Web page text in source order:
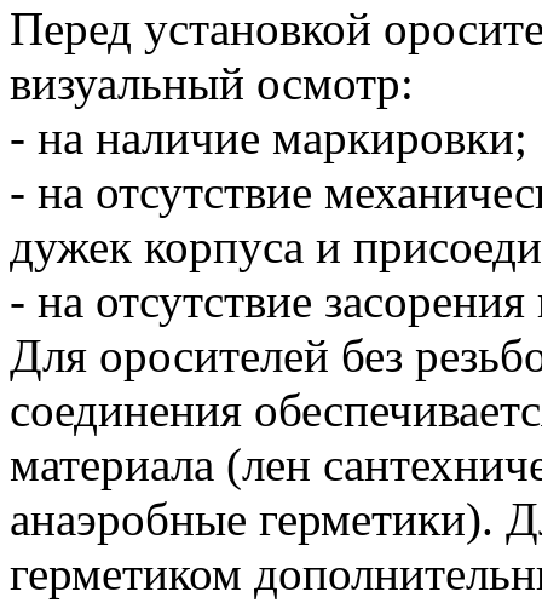
Перед установкой
визуальный осмотр:
- на наличие маркировки;
- на отсутствие
дужек корпуса и
- на отсутствие
Для оросителей без
соединения
материала (лен
анаэробные герметики).
герметиком